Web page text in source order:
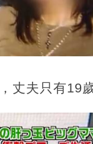
丈夫只有19歲